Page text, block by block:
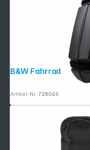
B&W Fahrradbox 2.0
Artikel-Nr.:728065